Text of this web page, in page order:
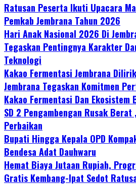
Ratusan Peserta Ikuti Upacara
Pemkab Jembrana Tahun 2026
Hari Anak Nasional 2026 Di
Tegaskan Pentingnya Karakter
Teknologi
Kakao Fermentasi Jembrana
Jembrana Tegaskan Komitmen
Kakao Fermentasi Dan Ekosistem
SD 2 Pengambengan Rusak
Perbaikan
Bupati Hingga Kepala OPD
Bendesa Adat Dauhwaru
Hemat Biaya Jutaan Rupiah,
Gratis Kembang-Ipat Sedot